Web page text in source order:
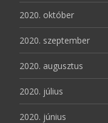
2020. október
2020. szeptember
2020. augusztus
2020. július
2020. június